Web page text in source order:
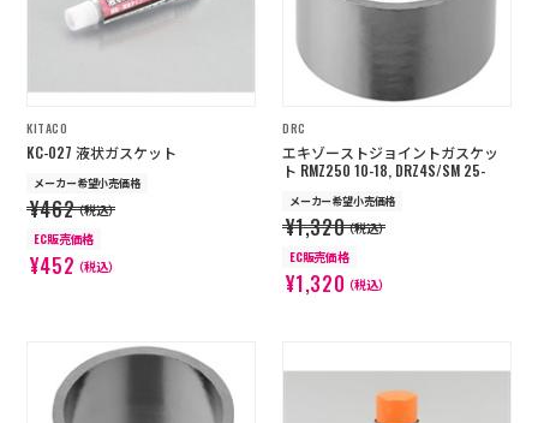
KITACO
KC-027 液状ガスケット
メーカー希望小売価格
¥462（税込）
EC販売価格
¥452（税込）
DRC
エキゾーストジョイントガスケッ
ト RMZ250 10-18, DRZ4S/SM 25-
メーカー希望小売価格
¥1,320（税込）
EC販売価格
¥1,320（税込）